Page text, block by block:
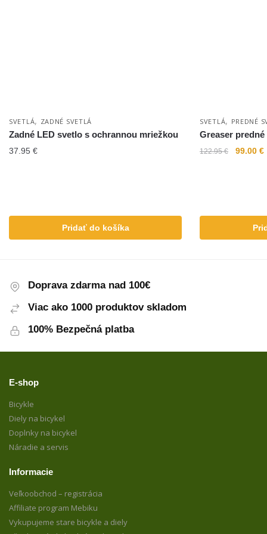
SVETLÁ, ZADNÉ SVETLÁ
Zadné LED svetlo s ochrannou mriežkou
37.95 €
Pridať do košíka
SVETLÁ, PREDNÉ
Greaser
122.95€ 99.00 €
Doprava zdarma nad 100€
Viac ako 1000 produktov skladom
100% Bezpečná platba
E-shop
Bicykle
Diely na bicykel
Doplnky na bicykel
Náradie a servis
Informacie
Veľkoobchod – registrácia
Affiliate program Mebiku
Vykupujeme stare bicykle a diely